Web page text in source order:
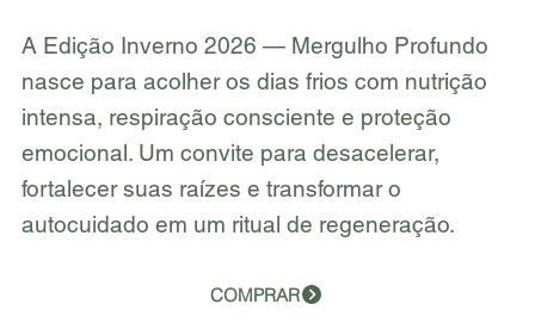
A Edição Inverno 2026 — Mergulho Profundo
nasce para acolher os dias frios com nutrição
intensa, respiração consciente e proteção
emocional. Um convite para desacelerar,
fortalecer suas raízes e transformar o
autocuidado em um ritual de regeneração.
COMPRAR